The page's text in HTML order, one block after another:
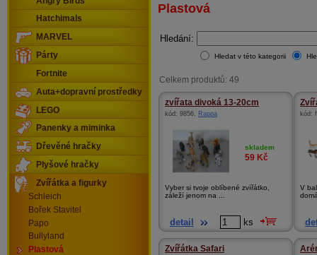
Plastová
Hledání:
Hledat v této kategorii
Celkem produktů: 49
zvířata divoká 13-20cm
kód: 9856, Rappa
skladem
59 Kč
Vyber si tvoje oblíbené zvířátko,
záleží jenom na ...
detail ks
kód:
V
Zvířátka Safari
Hatchimals
MARVEL
Párty
Fortnite
Auta+dopravní prostředky
LEGO
Panenky a miminka
Dřevěné hračky
Plyšové hračky
Zvířátka a figurky
Schleich
Bořek Stavitel
Papo
Bullyland
Plastová